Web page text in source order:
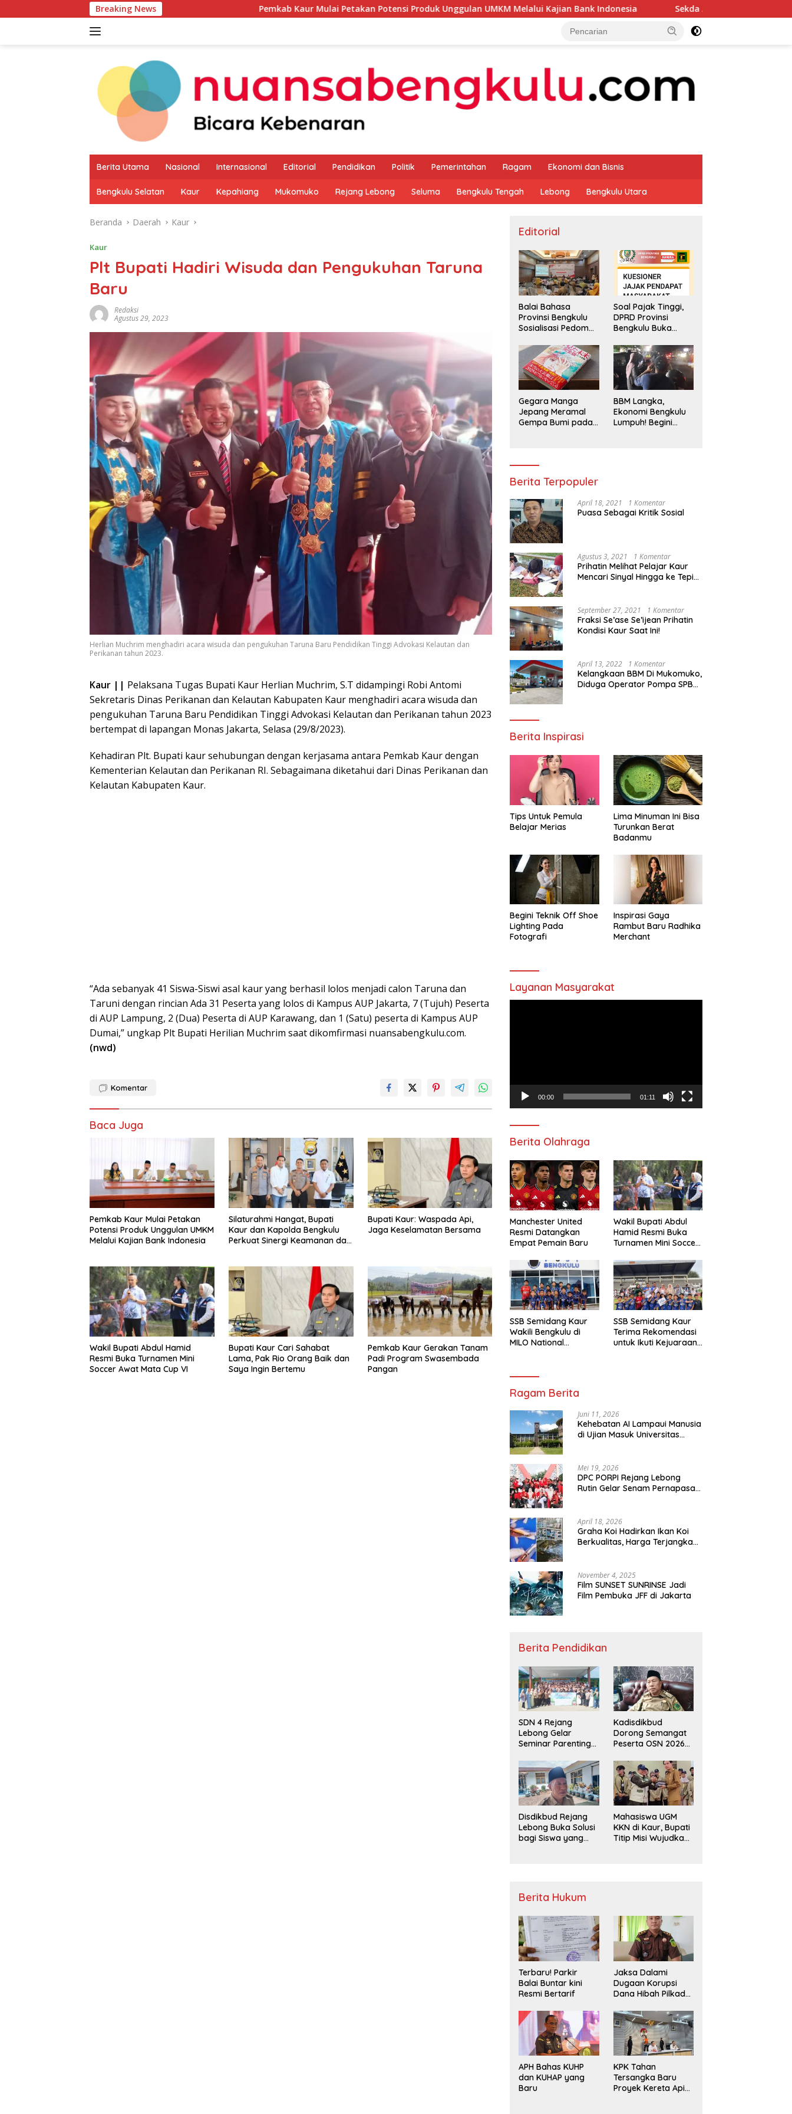
ke
Breaking News Pemkab Kaur Mulai Petakan Potensi Produk Unggulan UMKM Melalui Kajian Bank Indonesia Sekda Apresiasi Inspektorat Provinsi
Berita Utama Nasional Internasional Editorial Pendidikan Politik Pemerintahan Ragam Ekonomi dan Bisnis
Bengkulu Selatan Kaur Kepahiang Mukomuko Rejang Lebong Seluma Bengkulu Tengah Lebong Bengkulu Utara
Beranda Daerah Kaur
Kaur
Plt Bupati Hadiri Wisuda dan Pengukuhan Taruna
Baru
Redaksi
Agustus 29, 2023
Herlian Muchrim menghadiri acara wisuda dan pengukuhan Taruna Baru Pendidikan Tinggi Advokasi Kelautan dan
Perikanan tahun 2023.
Kaur || Pelaksana Tugas Bupati Kaur Herlian Muchrim, S.T didampingi Robi Antomi
Sekretaris Dinas Perikanan dan Kelautan Kabupaten Kaur menghadiri acara wisuda dan
pengukuhan Taruna Baru Pendidikan Tinggi Advokasi Kelautan dan Perikanan tahun 2023
bertempat di lapangan Monas Jakarta, Selasa (29/8/2023).
Kehadiran Plt. Bupati kaur sehubungan dengan kerjasama antara Pemkab Kaur dengan
Kementerian Kelautan dan Perikanan RI. Sebagaimana diketahui dari Dinas Perikanan dan
Kelautan Kabupaten Kaur.
“Ada sebanyak 41 Siswa-Siswi asal kaur yang berhasil lolos menjadi calon Taruna dan
Taruni dengan rincian Ada 31 Peserta yang lolos di Kampus AUP Jakarta, 7 (Tujuh) Peserta
di AUP Lampung, 2 (Dua) Peserta di AUP Karawang, dan 1 (Satu) peserta di Kampus AUP
Dumai,” ungkap Plt Bupati Herilian Muchrim saat dikomfirmasi nuansabengkulu.com.
(nwd)
Komentar
Baca Juga
Pemkab Kaur Mulai Petakan
Potensi Produk Unggulan UMKM
Melalui Kajian Bank Indonesia
Silaturahmi Hangat, Bupati
Kaur dan Kapolda Bengkulu
Perkuat Sinergi Keamanan dan
Bupati Kaur: Waspada Api,
Jaga Keselamatan Bersama
Wakil Bupati Abdul Hamid
Resmi Buka Turnamen Mini
Soccer Awat Mata Cup VI
Bupati Kaur Cari Sahabat
Lama, Pak Rio Orang Baik dan
Saya Ingin Bertemu
Pemkab Kaur Gerakan Tanam
Padi Program Swasembada
Pangan
Editorial
Balai Bahasa
Provinsi Bengkulu
Sosialisasi Pedoman
Penggunaan
Bahasa Indonesia
Soal Pajak Tinggi,
DPRD Provinsi
Bengkulu Buka
Pengaduan
Masyarakat
Gegara Manga
Jepang Meramal
Gempa Bumi pada
BBM Langka,
Ekonomi Bengkulu
Lumpuh! Begini
Berita Terpopuler
April 18, 2021 1 Komentar
Puasa Sebagai Kritik Sosial
Agustus 3, 2021 1 Komentar
Prihatin Melihat Pelajar Kaur
Mencari Sinyal Hingga ke Tepi
Segera Bertindak
September 27, 2021 1 Komentar
Fraksi Se’ase Se’ijean Prihatin
Kondisi Kaur Saat Ini!
April 13, 2022 1 Komentar
Kelangkaan BBM Di Mukomuko,
Diduga Operator Pompa SPBU
Berita Inspirasi
Tips Untuk Pemula
Belajar Merias
Lima Minuman Ini Bisa
Turunkan Berat
Badanmu
Begini Teknik Off Shoe
Lighting Pada
Fotografi
Inspirasi Gaya
Rambut Baru Radhika
Merchant
Layanan Masyarakat
00:00 01:11
Berita Olahraga
Manchester United
Resmi Datangkan
Empat Pemain Baru
Wakil Bupati Abdul
Hamid Resmi Buka
Turnamen Mini Soccer
SSB Semidang Kaur
Wakili Bengkulu di
MILO National
SSB Semidang Kaur
Terima Rekomendasi
untuk Ikuti Kejuaraan
Ragam Berita
Juni 11, 2026
Kehebatan AI Lampaui Manusia
di Ujian Masuk Universitas
Mei 19, 2026
DPC PORPI Rejang Lebong
Rutin Gelar Senam Pernapasan
April 18, 2026
Graha Koi Hadirkan Ikan Koi
Berkualitas, Harga Terjangkau
November 4, 2025
Film SUNSET SUNRINSE Jadi
Film Pembuka JFF di Jakarta
Berita Pendidikan
SDN 4 Rejang
Lebong Gelar
Seminar Parenting
Bullying,
Kadisdikbud: Patut
Jadi Contoh
Kadisdikbud
Dorong Semangat
Peserta OSN 2026
Disdikbud Rejang
Lebong Buka Solusi
bagi Siswa yang
Mahasiswa UGM
KKN di Kaur, Bupati
Titip Misi Wujudkan
Berita Hukum
Terbaru! Parkir
Balai Buntar kini
Resmi Bertarif
Jaksa Dalami
Dugaan Korupsi
Dana Hibah Pilkada
Kaur
APH Bahas KUHP
dan KUHAP yang
Baru
KPK Tahan
Tersangka Baru
Proyek Kereta Api